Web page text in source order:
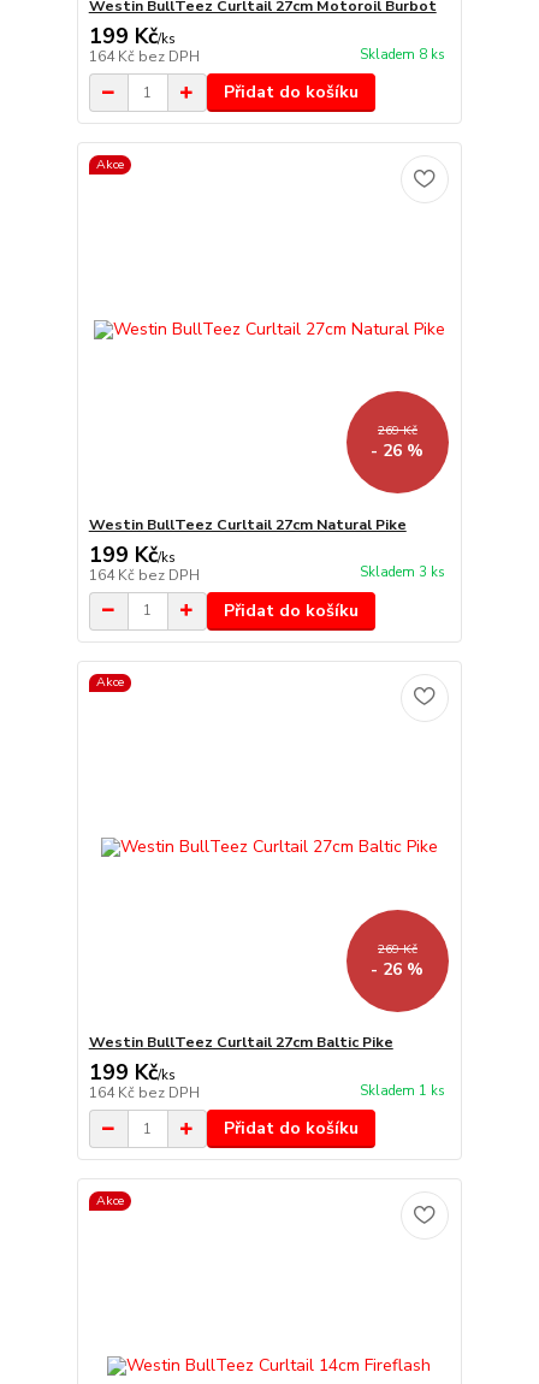
Westin BullTeez Curltail 27cm Motoroil Burbot
199 Kč/ks
164 Kč bez DPH Skladem 8 ks
Přidat do košíku
Akce
269 Kč
- 26 %
Westin BullTeez Curltail 27cm Natural Pike
199 Kč/ks
164 Kč bez DPH Skladem 3 ks
Přidat do košíku
Akce
269 Kč
- 26 %
Westin BullTeez Curltail 27cm Baltic Pike
199 Kč/ks
164 Kč bez DPH Skladem 1 ks
Přidat do košíku
Akce